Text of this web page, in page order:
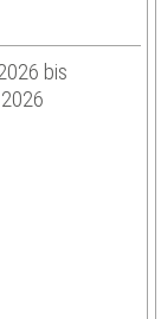
bis